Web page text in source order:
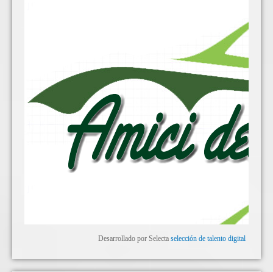
Desarrollado por Selecta selección de talento digital